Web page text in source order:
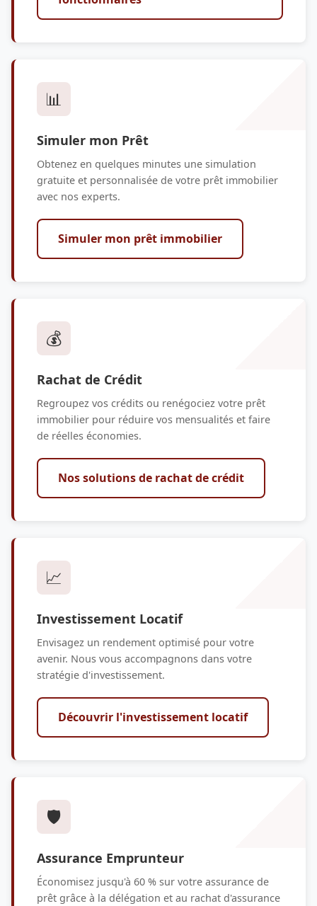
📊
Simuler mon Prêt
Obtenez en quelques minutes une simulation
gratuite et personnalisée de votre prêt immobilier
avec nos experts.
Simuler mon prêt immobilier
💰
Rachat de Crédit
Regroupez vos crédits ou renégociez votre prêt
immobilier pour réduire vos mensualités et faire
de réelles économies.
Nos solutions de rachat de crédit
📈
Investissement Locatif
Envisagez un rendement optimisé pour votre
avenir. Nous vous accompagnons dans votre
stratégie d'investissement.
Découvrir l'investissement locatif
🛡️
Assurance Emprunteur
Économisez jusqu'à 60 % sur votre assurance de
prêt grâce à la délégation et au rachat d'assurance